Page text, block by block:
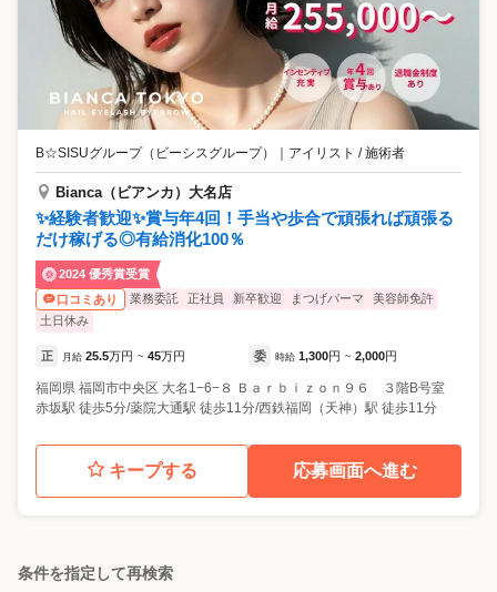
B☆SISUグループ（ビーシスグループ） ｜ アイリスト / 施術者
Bianca（ビアンカ）大名店
✨経験者歓迎✨賞与年4回！手当や歩合で頑張れば頑張る
だけ稼げる◎有給消化100％
2024 優秀賞受賞
口コミあり
業務委託 正社員 新卒歓迎 まつげパーマ
美容師免許
土日休み
正 月給 25.5万円 ~ 45万円 委 時給 1,300円 ~ 2,000円
福岡県 福岡市中央区 大名1−6−８ Ｂａｒｂｉｚｏｎ９６ ３階B号室
赤坂駅 徒歩5分/薬院大通駅 徒歩11分/西鉄福岡（天神）駅 徒歩11分
キープする 応募画面へ進む
条件を指定して再検索